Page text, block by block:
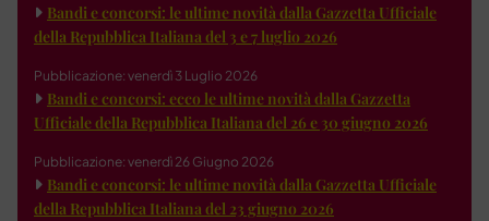
Bandi e concorsi: le ultime novità dalla Gazzetta Ufficiale
della Repubblica Italiana del 3 e 7 luglio 2026
Pubblicazione: venerdì 3 Luglio 2026
Bandi e concorsi: ecco le ultime novità dalla Gazzetta
Ufficiale della Repubblica Italiana del 26 e 30 giugno 2026
Pubblicazione: venerdì 26 Giugno 2026
Bandi e concorsi: le ultime novità dalla Gazzetta Ufficiale
della Repubblica Italiana del 23 giugno 2026